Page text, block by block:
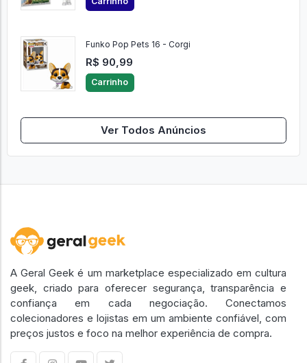
Funko Pop Pets 16 - Corgi
R$ 90,99
Carrinho
Ver Todos Anúncios
A Geral Geek é um marketplace especializado em cultura
geek, criado para oferecer segurança, transparência e
confiança em cada negociação. Conectamos
colecionadores e lojistas em um ambiente confiável, com
preços justos e foco na melhor experiência de compra.